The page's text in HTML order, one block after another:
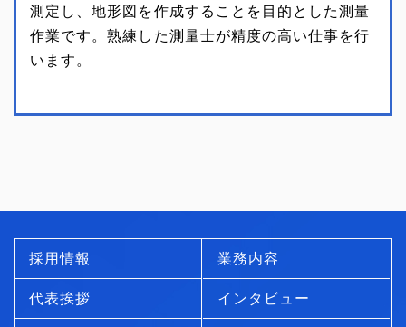
測定し、地形図を作成することを目的とした測量
作業です。熟練した測量士が精度の高い仕事を行
います。
採用情報 業務内容
代表挨拶 インタビュー